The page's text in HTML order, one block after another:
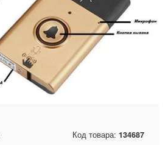
Код товара: 134687